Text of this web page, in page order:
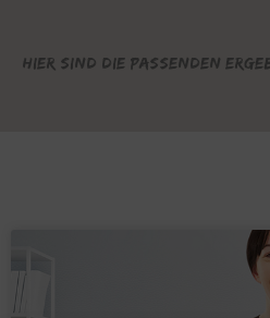
Hier sind die passenden